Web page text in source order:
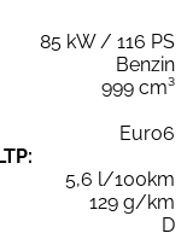
85 kW / 116 PS
Benzin
999 cm³
Euro6
5,6 l/100km
129 g/km
D